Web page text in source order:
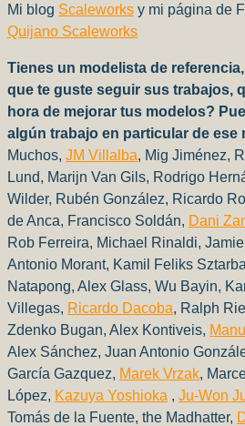
Mi blog Scaleworks y mi página de
Quijano Scaleworks
Tienes un modelista de
que te guste seguir sus trabajos,
hora de mejorar tus modelos?
algún trabajo en particular de ese
Muchos, JM Villalba, Mig Jiménez,
Lund, Marijn Van Gils, Rodrigo
Wilder, Rubén González, Ricardo
de Anca, Francisco Soldán, Dani
Rob Ferreira, Michael Rinaldi,
Antonio Morant, Kamil Feliks
Natapong, Alex Glass, Wu Bayin,
Villegas, Ricardo Dacoba, Ralph
Zdenko Bugan, Alex Kontiveis,
Alex Sánchez, Juan Antonio
García Gazquez, Marek Vrzak,
López, Kazuya Yoshioka , Ju-Won
Tomás de la Fuente, the Madhatter,